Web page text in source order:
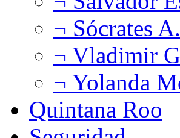
¬ Sócrates
¬ Vladimir
¬ Yolanda
Quintana Roo